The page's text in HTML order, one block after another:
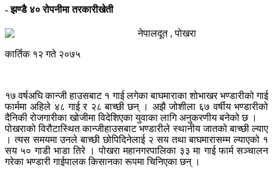
- झण्डै ४० रोपनीमा तरकारीखेती
नेपालदूत , पोखरा
कार्तिक १२ गते २०७५
१७ वर्षअघि कान्जी हाउसबाट १ गाई लगेका बाघमाराका शोभाखर भण्डारीको गाई
फार्ममा अहिले ४८ गाई र २८ बाच्छी छन् । अझै जोशीला ६७ वर्षीय भण्डारीको
दैनिकी रोजगारीका खोजीमा विदेशिएका युवाका लागि अनुकरणीय बनेको छ ।
पोखराको विरौटास्थित कान्जीहाउसबाट भण्डारीले स्थानीय जातको बाच्छी ल्याए
। त्यस समयमा उनले बाच्छी छोपिदिनेलाई २ सय तथा बाघमारासम्म ल्याएको १
सय ५० गाडी भाडा तिरे । पोखरा महानगरपालिका ३३ मा गाई फार्म सञ्चालन
गरेका भण्डारी गाईपालक किसानका रूपमा चिनिएका छन् ।